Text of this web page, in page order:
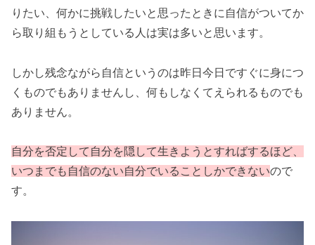
りたい、何かに挑戦したいと思ったときに自信がついてか
ら取り組もうとしている人は実は多いと思います。
しかし残念ながら自信というのは昨日今日ですぐに身につ
くものでもありませんし、何もしなくてえられるものでも
ありません。
自分を否定して自分を隠して生きようとすればするほど、
いつまでも自信のない自分でいることしかできないので
す。